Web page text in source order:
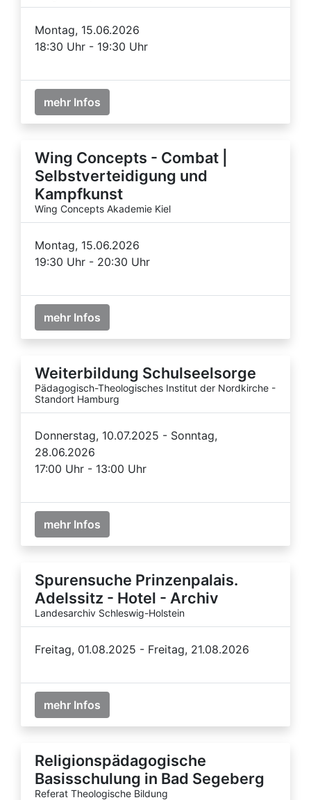
Montag, 15.06.2026
18:30 Uhr - 19:30 Uhr
mehr Infos
Wing Concepts - Combat |
Selbstverteidigung und
Kampfkunst
Wing Concepts Akademie Kiel
Montag, 15.06.2026
19:30 Uhr - 20:30 Uhr
mehr Infos
Weiterbildung Schulseelsorge
Pädagogisch-Theologisches Institut der Nordkirche -
Standort Hamburg
Donnerstag, 10.07.2025 - Sonntag,
28.06.2026
17:00 Uhr - 13:00 Uhr
mehr Infos
Spurensuche Prinzenpalais.
Adelssitz - Hotel - Archiv
Landesarchiv Schleswig-Holstein
Freitag, 01.08.2025 - Freitag, 21.08.2026
mehr Infos
Religionspädagogische
Basisschulung in Bad Segeberg
Referat Theologische Bildung